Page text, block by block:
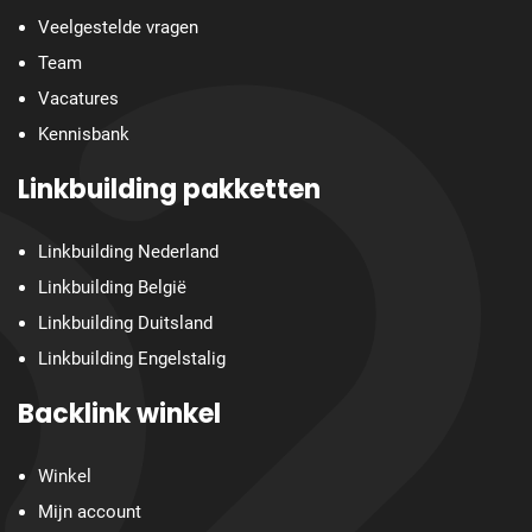
Veelgestelde vragen
Team
Vacatures
Kennisbank
Linkbuilding pakketten
Linkbuilding Nederland
Linkbuilding België
Linkbuilding Duitsland
Linkbuilding Engelstalig
Backlink winkel
Winkel
Mijn account